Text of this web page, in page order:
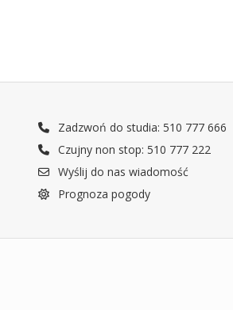
Zadzwoń do studia: 510 777 666
Czujny non stop: 510 777 222
Wyślij do nas wiadomość
Prognoza pogody